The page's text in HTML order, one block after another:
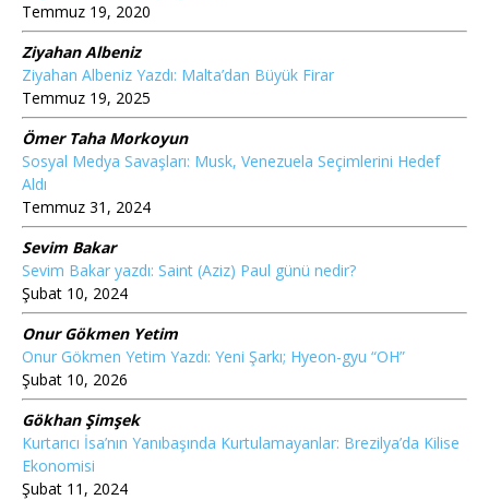
Temmuz 19, 2020
Ziyahan Albeniz
Ziyahan Albeniz Yazdı: Malta’dan Büyük Firar
Temmuz 19, 2025
Ömer Taha Morkoyun
Sosyal Medya Savaşları: Musk, Venezuela Seçimlerini Hedef
Aldı
Temmuz 31, 2024
Sevim Bakar
Sevim Bakar yazdı: Saint (Aziz) Paul günü nedir?
Şubat 10, 2024
Onur Gökmen Yetim
Onur Gökmen Yetim Yazdı: Yeni Şarkı; Hyeon-gyu “OH”
Şubat 10, 2026
Gökhan Şimşek
Kurtarıcı İsa’nın Yanıbaşında Kurtulamayanlar: Brezilya’da Kilise
Ekonomisi
Şubat 11, 2024